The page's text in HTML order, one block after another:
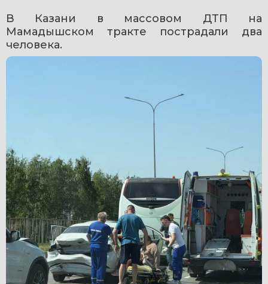
В Казани в массовом ДТП на
Мамадышском тракте пострадали два
человека.